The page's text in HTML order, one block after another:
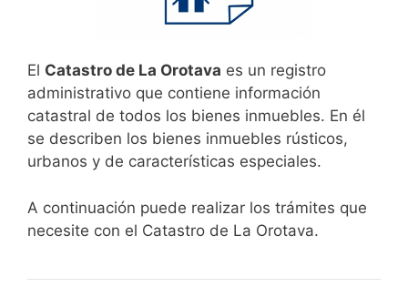
El Catastro de La Orotava es un registro
administrativo que contiene información
catastral de todos los bienes inmuebles. En él
se describen los bienes inmuebles rústicos,
urbanos y de características especiales.
A continuación puede realizar los trámites que
necesite con el Catastro de La Orotava.